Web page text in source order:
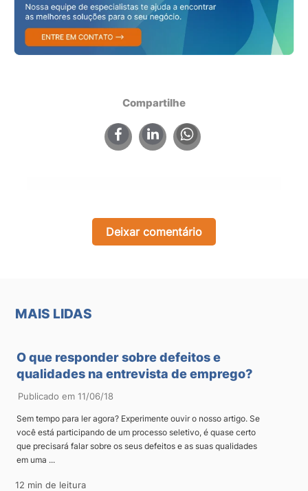
Compartilhe
Deixar comentário
MAIS LIDAS
O que responder sobre defeitos e
qualidades na entrevista de emprego?
Publicado em 11/06/18
Sem tempo para ler agora? Experimente ouvir o nosso artigo. Se
você está participando de um processo seletivo, é quase certo
que precisará falar sobre os seus defeitos e as suas qualidades
em uma ...
12 min de leitura